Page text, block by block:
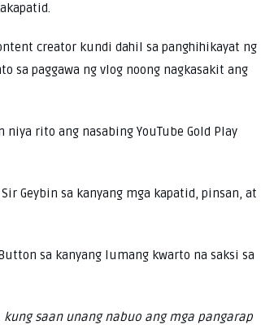
creator kundi dahil sa panghihikayat ng
sa paggawa ng vlog noong nagkasakit ang
rito ang nasabing YouTube Gold Play
Geybin sa kanyang mga kapatid, pinsan, at
sa kanyang lumang kwarto na saksi sa
saan unang nabuo ang mga pangarap